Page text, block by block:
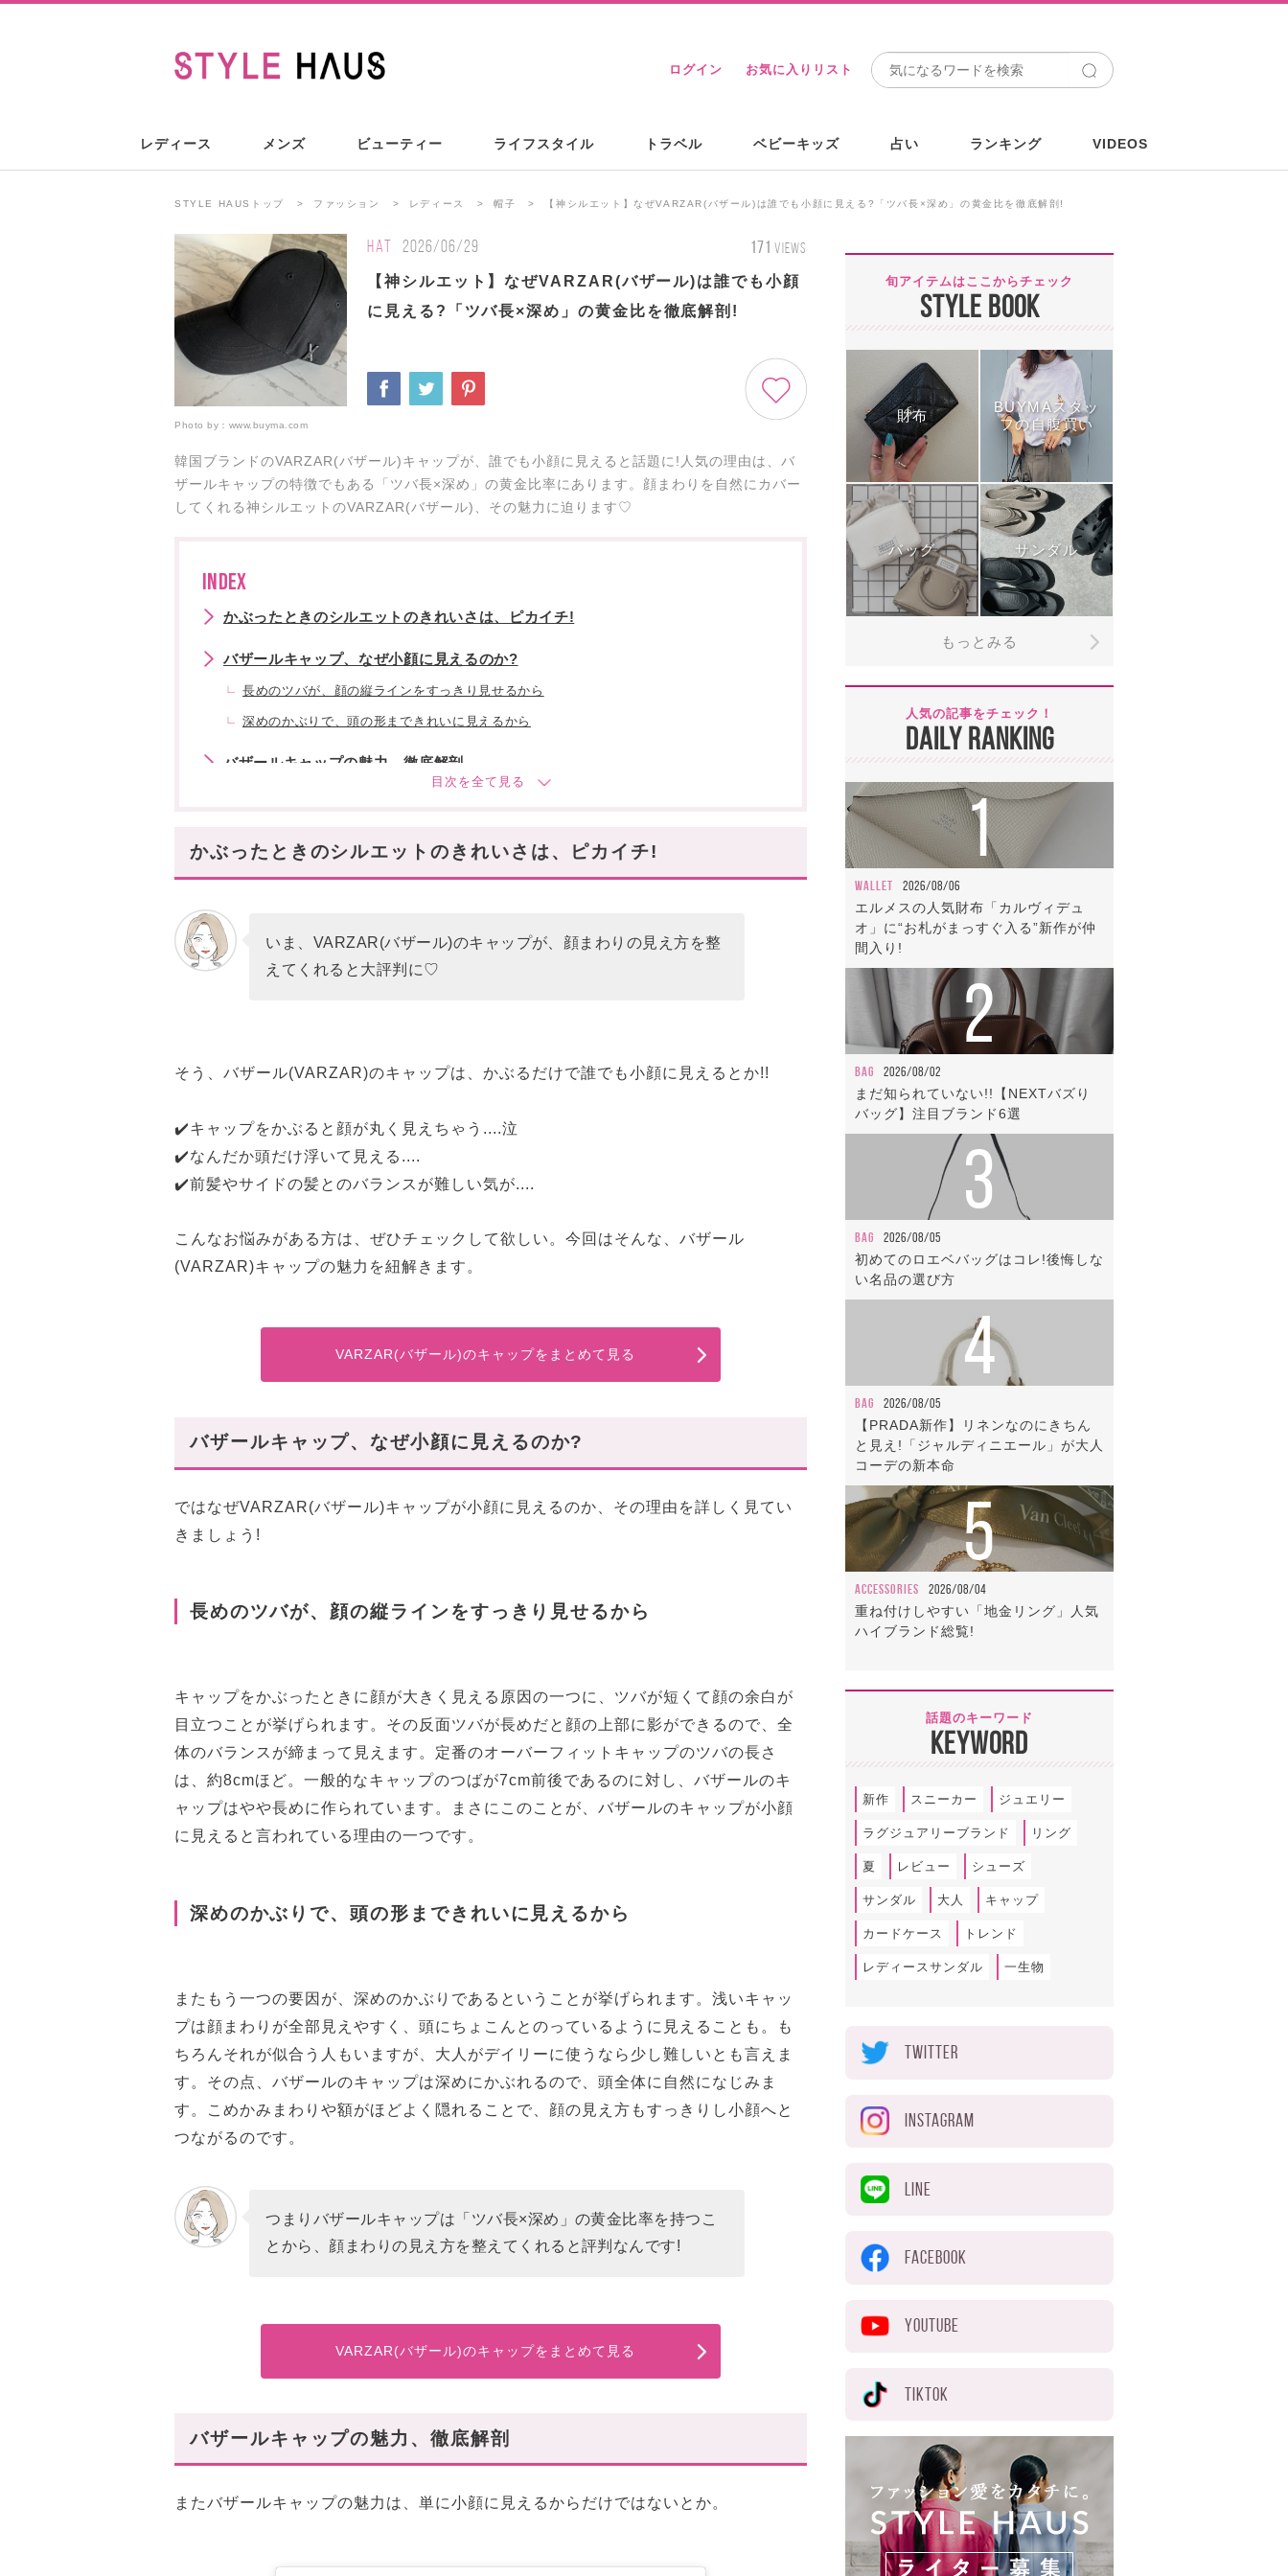
ログイン お気に入りリスト
レディース メンズ ビューティー ライフスタイル トラベル ベビーキッズ 占い ランキング VIDEOS
STYLE HAUSトップ ファッション レディース 帽子 【神シルエット】なぜVARZAR(バザール)は誰でも小顔に見える?「ツバ長×深め」の黄金比を徹底解剖!
HAT 2026/06/29 171 VIEWS
【神シルエット】なぜVARZAR(バザール)は誰でも小顔
に見える?「ツバ長×深め」の黄金比を徹底解剖!
Photo by： www.buyma.com
韓国ブランドのVARZAR(バザール)キャップが、誰でも小顔に見えると話題に!人気の理由は、バ
ザールキャップの特徴でもある「ツバ長×深め」の黄金比率にあります。顔まわりを自然にカバー
してくれる神シルエットのVARZAR(バザール)、その魅力に迫ります♡
INDEX
かぶったときのシルエットのきれいさは、ピカイチ!
バザールキャップ、なぜ小顔に見えるのか?
長めのツバが、顔の縦ラインをすっきり見せるから
深めのかぶりで、頭の形まできれいに見えるから
バザールキャップの魅力、徹底解剖
おすすめの、バザールキャップ
かぶったときのシルエットのきれいさは、ピカイチ!
いま、VARZAR(バザール)のキャップが、顔まわりの見え方を整
えてくれると大評判に♡
そう、バザール(VARZAR)のキャップは、かぶるだけで誰でも小顔に見えるとか!!
✔️キャップをかぶると顔が丸く見えちゃう....泣
✔️なんだか頭だけ浮いて見える....
✔️前髪やサイドの髪とのバランスが難しい気が....
こんなお悩みがある方は、ぜひチェックして欲しい。今回はそんな、バザール
(VARZAR)キャップの魅力を紐解きます。
VARZAR(バザール)のキャップをまとめて見る
バザールキャップ、なぜ小顔に見えるのか?
ではなぜVARZAR(バザール)キャップが小顔に見えるのか、その理由を詳しく見てい
きましょう!
長めのツバが、顔の縦ラインをすっきり見せるから
キャップをかぶったときに顔が大きく見える原因の一つに、ツバが短くて顔の余白が
目立つことが挙げられます。その反面ツバが長めだと顔の上部に影ができるので、全
体のバランスが締まって見えます。定番のオーバーフィットキャップのツバの長さ
は、約8cmほど。一般的なキャップのつばが7cm前後であるのに対し、バザールのキ
ャップはやや長めに作られています。まさにこのことが、バザールのキャップが小顔
に見えると言われている理由の一つです。
深めのかぶりで、頭の形まできれいに見えるから
またもう一つの要因が、深めのかぶりであるということが挙げられます。浅いキャッ
プは顔まわりが全部見えやすく、頭にちょこんとのっているように見えることも。も
ちろんそれが似合う人もいますが、大人がデイリーに使うなら少し難しいとも言えま
す。その点、バザールのキャップは深めにかぶれるので、頭全体に自然になじみま
す。こめかみまわりや額がほどよく隠れることで、顔の見え方もすっきりし小顔へと
つながるのです。
つまりバザールキャップは「ツバ長×深め」の黄金比率を持つこ
とから、顔まわりの見え方を整えてくれると評判なんです!
VARZAR(バザール)のキャップをまとめて見る
バザールキャップの魅力、徹底解剖
またバザールキャップの魅力は、単に小顔に見えるからだけではないとか。
旬アイテムはここからチェック
STYLE BOOK
財布
BUYMAスタッ
フの自腹買い
バッグ サンダル
もっとみる
人気の記事をチェック！
DAILY RANKING
1
WALLET 2026/08/06
エルメスの人気財布「カルヴィデュ
オ」に“お札がまっすぐ入る”新作が仲
間入り!
2
BAG 2026/08/02
まだ知られていない!!【NEXTバズり
バッグ】注目ブランド6選
3
BAG 2026/08/05
初めてのロエベバッグはコレ!後悔しな
い名品の選び方
4
BAG 2026/08/05
【PRADA新作】リネンなのにきちん
と見え!「ジャルディニエール」が大人
コーデの新本命
5
ACCESSORIES 2026/08/04
重ね付けしやすい「地金リング」人気
ハイブランド総覧!
話題のキーワード
KEYWORD
新作 スニーカー ジュエリー
ラグジュアリーブランド リング
夏 レビュー シューズ
サンダル 大人 キャップ
カードケース トレンド
レディースサンダル 一生物
TWITTER
INSTAGRAM
LINE
FACEBOOK
YOUTUBE
TIKTOK